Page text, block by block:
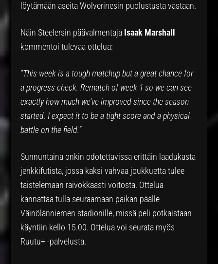
löytämään aseita Wolverinesin puolustusta vastaan.
Näin Steelersin päävalmentaja Isaak Marshall
kommentoi tulevaa ottelua:
”This week is a tough matchup but a great chance for
a progress check. Rematch of week 1 so we can see
exactly how much we’ve improved since the season
started. I expect it to be a tight score and a physical
battle on the field.”
Sunnuntaina onkin odotettavissa erittäin laadukasta
jenkkifutista, jossa kaksi vahvaa joukkuetta tulee
taistelemaan raivokkaasti voitosta. Ottelua
kannattaa tulla seuraamaan paikan päälle
Väinölänniemen stadionille, missä peli potkaistaan
käyntiin kello 15.00. Ottelua voi seurata myös
Ruutu+ -palvelusta.